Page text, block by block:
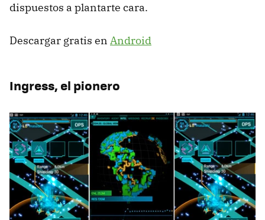
dispuestos a plantarte cara.
Descargar gratis en Android
Ingress, el pionero